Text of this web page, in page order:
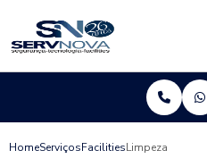
HomeServiçosFacilitiesLimpeza